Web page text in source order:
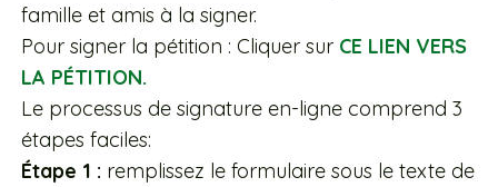
famille et amis à la signer.
Pour signer la pétition : Cliquer sur CE LIEN VERS
LA PÉTITION.
Le processus de signature en-ligne comprend 3
étapes faciles:
Étape 1 : remplissez le formulaire sous le texte de